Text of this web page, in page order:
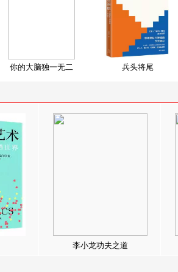
你的大脑独一无二 兵头将尾
李小龙功夫之道